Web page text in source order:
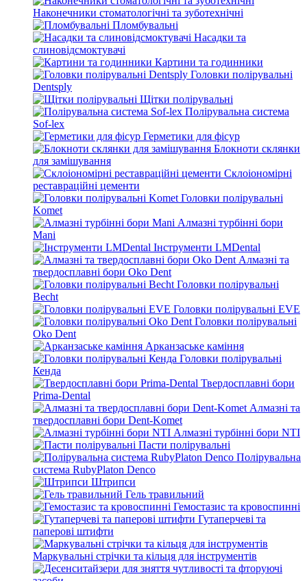
Наконечники стоматологічні та зуботехнічні
Пломбувальні
Насадки та
слиновідсмоктувачі
Картини та годинники
Головки полірувальні
Dentsply
Щітки полірувальні
Полірувальна система
Sof-lex
Герметики для фісур
Блокноти склянки
для замішування
Склоіономірні
реставраційні цементи
Головки полірувальні
Komet
Алмазні турбінні бори
Mani
Інструменти LMDental
Алмазні та
твердосплавні бори Oko Dent
Головки полірувальні
Becht
Головки полірувальні EVE
Головки полірувальні
Oko Dent
Арканзаське каміння
Головки полірувальні
Кенда
Твердосплавні бори
Prima-Dental
Алмазні та
твердосплавні бори Dent-Komet
Алмазні турбінні бори NTI
Пасти полірувальні
Полірувальна
система RubyPlaton Denco
Штрипси
Гель травильний
Гемостазис та кровоспинні
Гутаперчеві та
паперові штифти
Маркувальні стрічки та кільця для інструментів